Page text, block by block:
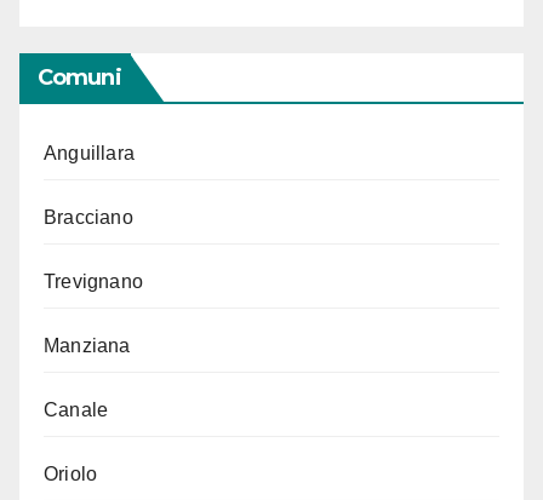
Comuni
Anguillara
Bracciano
Trevignano
Manziana
Canale
Oriolo